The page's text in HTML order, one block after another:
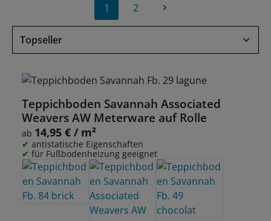
Seite
1 Seite
2
Teppichboden Savannah Associated
Weavers AW Meterware auf Rolle
Regulärer Preis:
ab 14,95 € / m²
antistatische Eigenschaften
für Fußbodenheizung geeignet